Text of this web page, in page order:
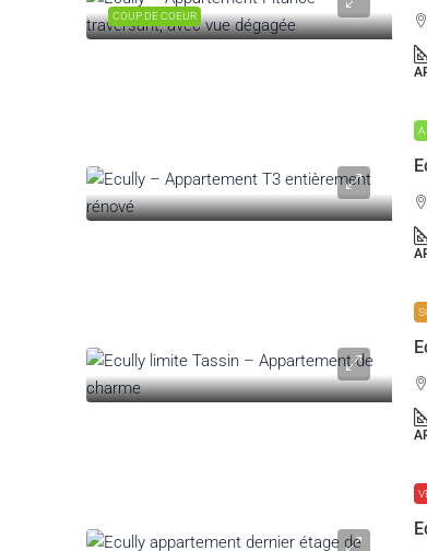
COUP DE COEUR
A